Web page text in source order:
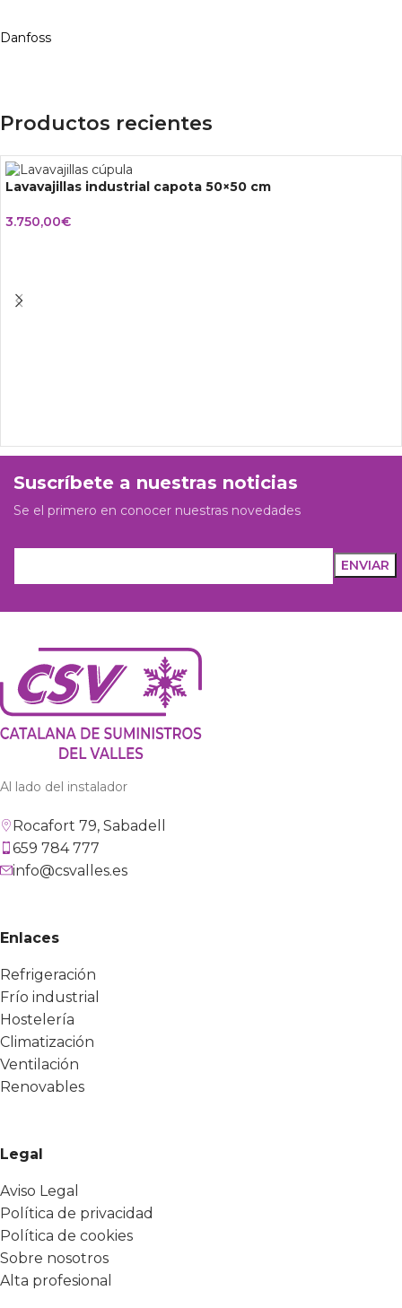
Danfoss
Productos recientes
Lavavajillas industrial capota 50×50 cm
3.750,00€
Suscríbete a nuestras noticias
Se el primero en conocer nuestras novedades
Al lado del instalador
Rocafort 79, Sabadell
659 784 777
info@csvalles.es
Enlaces
Refrigeración
Frío industrial
Hostelería
Climatización
Ventilación
Renovables
Legal
Aviso Legal
Política de privacidad
Política de cookies
Sobre nosotros
Alta profesional